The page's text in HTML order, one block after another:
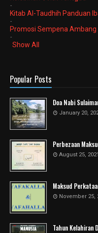
-
Kitab Al-Taudhih Panduan
-
Promosi Sempena Ambang
-
Show All
Popular Posts
Doa Nabi
January 20,
Perbezaan
August 25, 2021
Maksud
November 25,
Tahun Kelahiran